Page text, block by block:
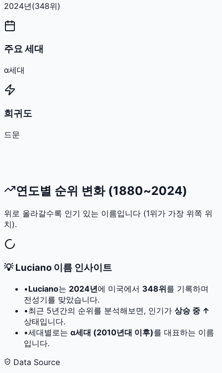
2024년(348위)
주요 세대
α세대
희귀도
드문
연도별 순위 변화 (1880~2024)
위로 올라갈수록 인기 있는 이름입니다 (1위가 가장 위쪽 위
치).
💡Luciano 이름 인사이트
•Luciano는 2024년에 미국에서 348위를 기록하며
전성기를 맞았습니다.
•최근 5년간의 순위를 분석해보면, 인기가 상승 중 ↑
상태입니다.
•세대별로는 α세대 (2010년대 이후)를 대표하는 이름
입니다.
Data Source